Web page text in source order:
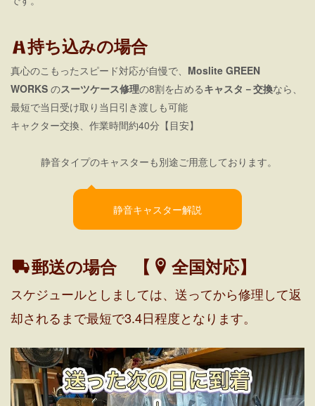
持ち込みの場合
真心のこもったスピード対応が自慢で、 Moslite GREEN
WORKS のスーツケース修理の8割を占めるキャスタ－交換なら、
最短で当日受け取り当日引き渡しも可能
キャクター交換、作業時間約40分【目安】
静音タイプのキャスターも別途ご用意しております。
静音キャスター解説
郵送の場合 【 全国対応】
スケジュールとしましては、送ってから修理して返
却されるまで最短で3.4日程度となります。